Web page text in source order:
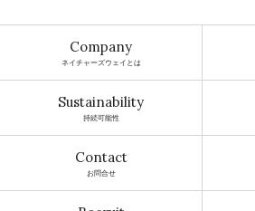
Company
ネイチャーズウェイとは
Sustainability
持続可能性
Contact
お問合せ